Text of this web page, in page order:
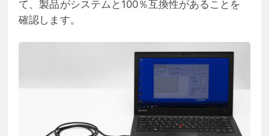
て、製品がシステムと100％互換性があることを
確認します。